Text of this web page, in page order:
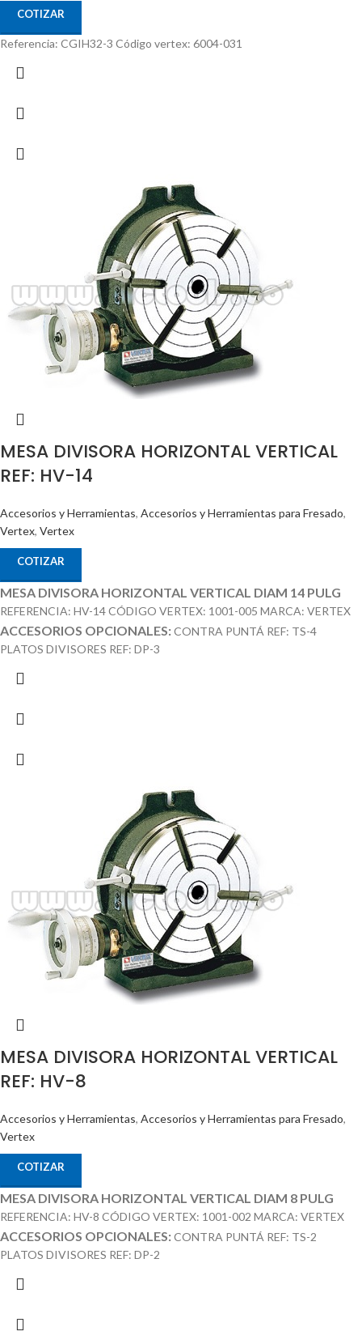
COTIZAR
Referencia: CGIH32-3 Código vertex: 6004-031
MESA DIVISORA HORIZONTAL VERTICAL
REF: HV-14
Accesorios y Herramientas, Accesorios y Herramientas para Fresado,
Vertex, Vertex
COTIZAR
MESA DIVISORA HORIZONTAL VERTICAL DIAM 14 PULG
REFERENCIA: HV-14 CÓDIGO VERTEX: 1001-005 MARCA: VERTEX
ACCESORIOS OPCIONALES:CONTRA PUNTÁ REF: TS-4
PLATOS DIVISORES REF: DP-3
MESA DIVISORA HORIZONTAL VERTICAL
REF: HV-8
Accesorios y Herramientas, Accesorios y Herramientas para Fresado,
Vertex
COTIZAR
MESA DIVISORA HORIZONTAL VERTICAL DIAM 8 PULG
REFERENCIA: HV-8 CÓDIGO VERTEX: 1001-002 MARCA: VERTEX
ACCESORIOS OPCIONALES:CONTRA PUNTÁ REF: TS-2
PLATOS DIVISORES REF: DP-2